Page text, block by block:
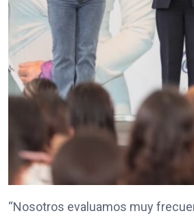
“Nosotros evaluamos muy